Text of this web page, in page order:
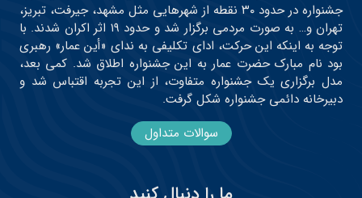
جشنواره در حدود ۳۰ نقطه از شهرهایی مثل مشهد، جیرفت، تبریز،
تهران و… به صورت مردمی برگزار شد و حدود ۱۹ اثر اکران شدند. با
توجه به اینکه این حرکت، ادای تکلیفی به ندای «أین عمار» رهبری
بود نام مبارک حضرت عمار به این جشنواره اطلاق شد. کمی بعد،
مدل برگزاری یک جشنواره متفاوت، از این تجربه اقتباس شد و
دبیرخانه دائمی جشنواره شکل گرفت.
سوالات متداول